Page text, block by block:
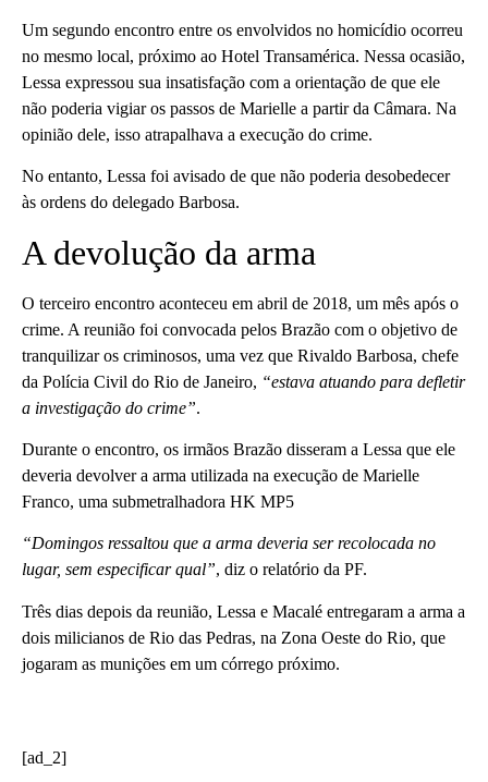
Um segundo encontro entre os envolvidos no homicídio ocorreu
no mesmo local, próximo ao Hotel Transamérica. Nessa ocasião,
Lessa expressou sua insatisfação com a orientação de que ele
não poderia vigiar os passos de Marielle a partir da Câmara. Na
opinião dele, isso atrapalhava a execução do crime.
No entanto, Lessa foi avisado de que não poderia desobedecer
às ordens do delegado Barbosa.
A devolução da arma
O terceiro encontro aconteceu em abril de 2018, um mês após o
crime. A reunião foi convocada pelos Brazão com o objetivo de
tranquilizar os criminosos, uma vez que Rivaldo Barbosa, chefe
da Polícia Civil do Rio de Janeiro, “estava atuando para defletir
a investigação do crime”.
Durante o encontro, os irmãos Brazão disseram a Lessa que ele
deveria devolver a arma utilizada na execução de Marielle
Franco, uma submetralhadora HK MP5
“Domingos ressaltou que a arma deveria ser recolocada no
lugar, sem especificar qual”, diz o relatório da PF.
Três dias depois da reunião, Lessa e Macalé entregaram a arma a
dois milicianos de Rio das Pedras, na Zona Oeste do Rio, que
jogaram as munições em um córrego próximo.
[ad_2]